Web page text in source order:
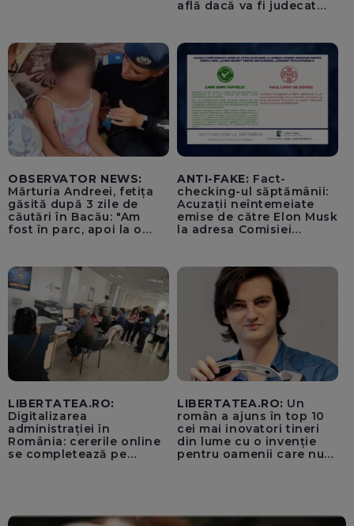
află dacă va fi judecat
OBSERVATOR NEWS:
Mărturia Andreei, fetița
găsită după 3 zile de
căutări în Bacău: "Am
fost în parc, apoi la o
ANTI-FAKE: Fact-
checking-ul săptămânii:
Acuzații neîntemeiate
emise de către Elon Musk
la adresa Comisiei
pentru instaurarea
„cenzurii” pe platforma X
LIBERTATEA.RO:
Digitalizarea
administrației în
România: cererile online
se completează pe
LIBERTATEA.RO: Un
român a ajuns în top 10
cei mai inovatori tineri
din lume cu o invenție
pentru oamenii care nu